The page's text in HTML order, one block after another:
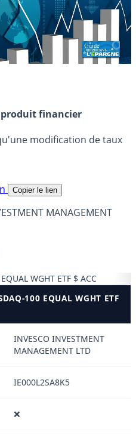
produit financier
modification de taux
Copier le lien
MANAGEMENT
WGHT ETF $ ACC
100 EQUAL WGHT ETF
INVESCO INVESTMENT
MANAGEMENT LTD
IE000L2SA8K5
❌